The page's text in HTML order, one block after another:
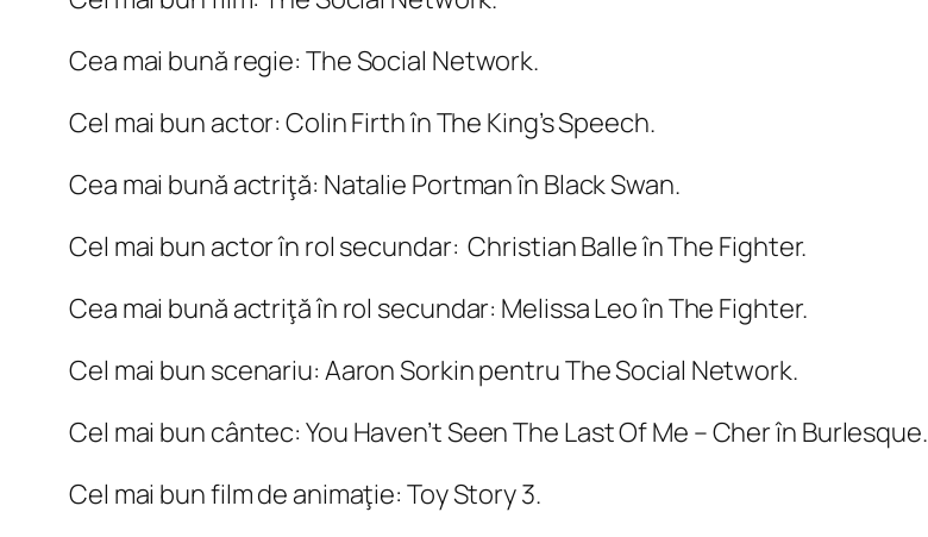
Cea mai bună regie: The Social Network.
Cel mai bun actor: Colin Firth în The King’s Speech.
Cea mai bună actriţă: Natalie Portman în Black Swan.
Cel mai bun actor în rol secundar: Christian Balle în The Fighter.
Cea mai bună actriţă în rol secundar: Melissa Leo în The Fighter.
Cel mai bun scenariu: Aaron Sorkin pentru The Social Network.
Cel mai bun cântec: You Haven’t Seen The Last Of Me – Cher în Burlesque.
Cel mai bun film de animaţie: Toy Story 3.